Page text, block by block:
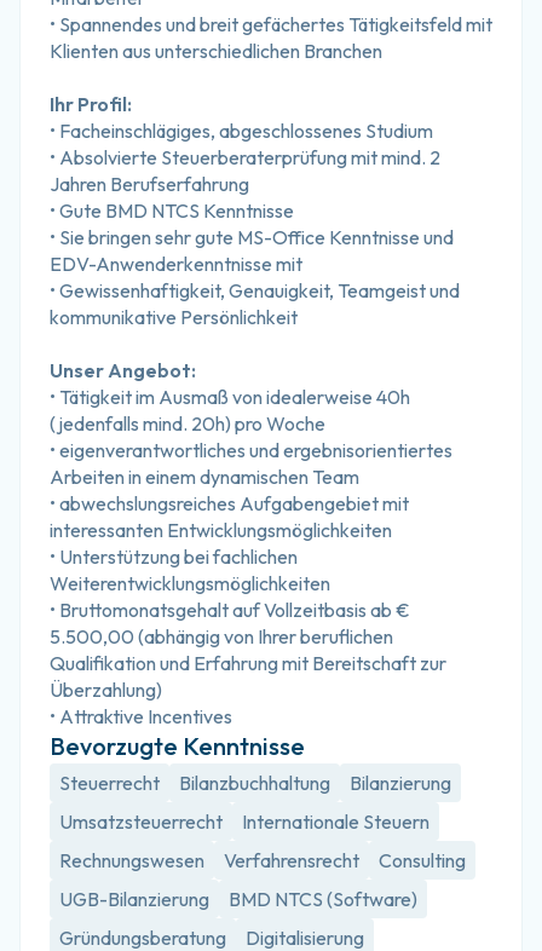
• Spannendes und breit gefächertes Tätigkeitsfeld mit
Klienten aus unterschiedlichen Branchen
Ihr Profil:
• Facheinschlägiges, abgeschlossenes Studium
• Absolvierte Steuerberaterprüfung mit mind. 2
Jahren Berufserfahrung
• Gute BMD NTCS Kenntnisse
• Sie bringen sehr gute MS-Office Kenntnisse und
EDV-Anwenderkenntnisse mit
• Gewissenhaftigkeit, Genauigkeit, Teamgeist und
kommunikative Persönlichkeit
Unser Angebot:
• Tätigkeit im Ausmaß von idealerweise 40h
(jedenfalls mind. 20h) pro Woche
• eigenverantwortliches und ergebnisorientiertes
Arbeiten in einem dynamischen Team
• abwechslungsreiches Aufgabengebiet mit
interessanten Entwicklungsmöglichkeiten
• Unterstützung bei fachlichen
Weiterentwicklungsmöglichkeiten
• Bruttomonatsgehalt auf Vollzeitbasis ab €
5.500,00 (abhängig von Ihrer beruflichen
Qualifikation und Erfahrung mit Bereitschaft zur
Überzahlung)
• Attraktive Incentives
Bevorzugte Kenntnisse
Steuerrecht Bilanzbuchhaltung
Bilanzierung
Umsatzsteuerrecht
Internationale Steuern
Rechnungswesen
Verfahrensrecht
Consulting
UGB-Bilanzierung
BMD NTCS (Software)
Gründungsberatung
Digitalisierung